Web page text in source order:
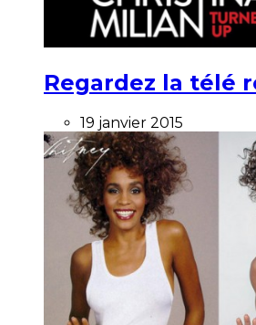
Regardez la télé
19 janvier 2015